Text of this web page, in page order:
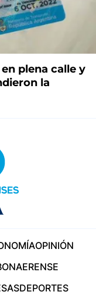
plena calle y
la
OPINIÓN
DEPORTES